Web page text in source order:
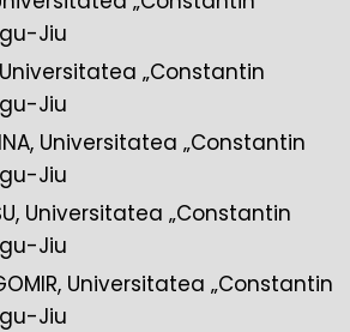
Jiu
Universitatea „Constantin
Jiu
Universitatea „Constantin
Jiu
Universitatea „Constantin
Jiu
Universitatea „Constantin
Jiu